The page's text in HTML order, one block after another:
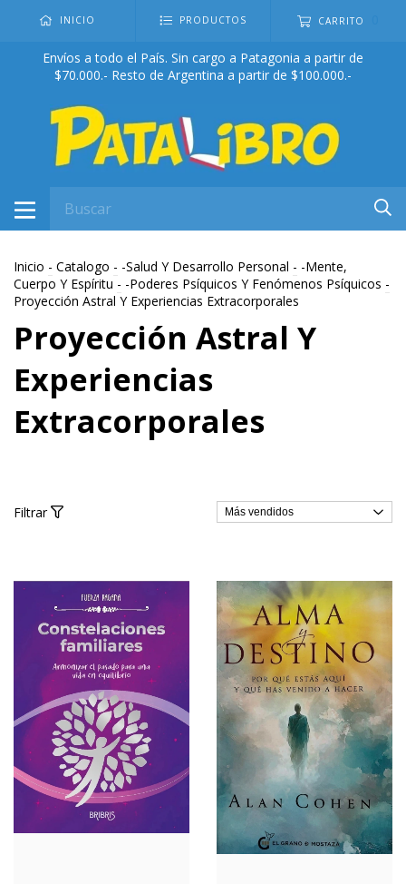
INICIO PRODUCTOS CARRITO
Envíos a todo el País. Sin cargo a Patagonia a partir de
$70.000.- Resto de Argentina a partir de $100.000.-
Inicio - Catalogo - -Salud Y Desarrollo Personal - -Mente,
Cuerpo Y Espíritu - -Poderes Psíquicos Y Fenómenos Psíquicos -
Proyección Astral Y Experiencias Extracorporales
Proyección Astral Y
Experiencias
Extracorporales
Filtrar